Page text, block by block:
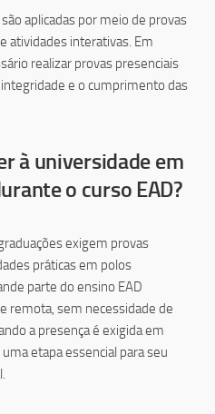
aplicadas por meio de provas
atividades interativas. Em
realizar provas presenciais
e o cumprimento das
à universidade em
o curso EAD?
exigem provas
práticas em polos
parte do ensino EAD
remota, sem necessidade de
a presença é exigida em
etapa essencial para seu